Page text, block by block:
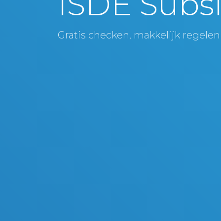
Gratis checken, makkelijk regelen